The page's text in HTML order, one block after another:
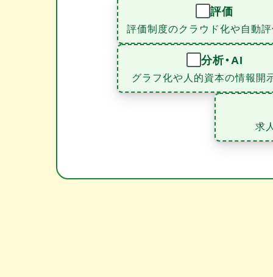
評価
評価制度のクラウド化や自動
分析・AI
グラフ化や人的資本の情報開
求